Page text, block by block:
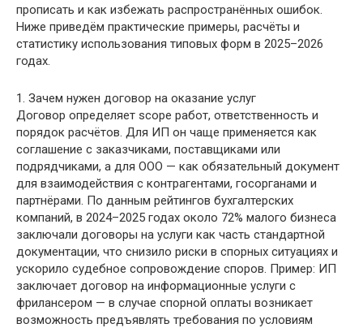
прописать и как избежать распространённых ошибок.
Ниже приведём практические примеры, расчёты и
статистику использования типовых форм в 2025–2026
годах.
1. Зачем нужен договор на оказание услуг
Договор определяет scope работ, ответственность и
порядок расчётов. Для ИП он чаще применяется как
соглашение с заказчиками, поставщиками или
подрядчиками, а для ООО — как обязательный документ
для взаимодействия с контрагентами, госорганами и
партнёрами. По данным рейтингов бухгалтерских
компаний, в 2024–2025 годах около 72% малого бизнеса
заключали договоры на услуги как часть стандартной
документации, что снизило риски в спорных ситуациях и
ускорило судебное сопровождение споров. Пример: ИП
заключает договор на информационные услуги с
фрилансером — в случае спорной оплаты возникает
возможность предъявлять требования по условиям